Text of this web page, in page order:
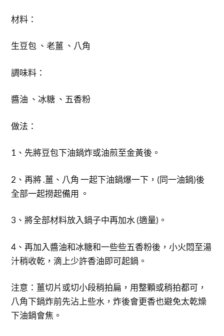
材料：
生豆包 、老薑 、八角
調味料：
醬油 、冰糖 、五香粉
做法：
1、先將豆包下油鍋炸或油煎至金黃後。
2、再將 .薑、八角 一起下油鍋爆一下，(同一油鍋)後
全部一起撈起備用 。
3、將全部材料放入鍋子中再加水 (適量)。
4、再加入醬油和冰糖和一些些五香粉後，小火悶至湯
汁稍收乾，滴上少許香油即可起鍋。
注意：薑切片或切小段稍拍扁，用整顆或稍拍都可，
八角下鍋炸前先沾上些水，炸後會更香也避免太乾燥
下油鍋會焦。